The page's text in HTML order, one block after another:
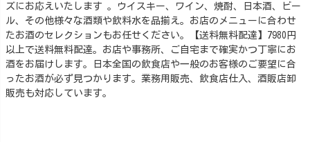
ズにお応えいたします 。ウイスキー、ワイン、焼酎、日本酒、ビー
ル、その他様々な酒類や飲料水を品揃え。お店のメニューに合わせ
たお酒のセレクションもお任せください。【送料無料配達】7980円
以上で送料無料配達。お店や事務所、ご自宅まで確実かつ丁寧にお
酒をお届けします。日本全国の飲食店や一般のお客様のご要望に合
ったお酒が必ず見つかります。業務用販売、飲食店仕入、酒販店卸
販売も対応しています。